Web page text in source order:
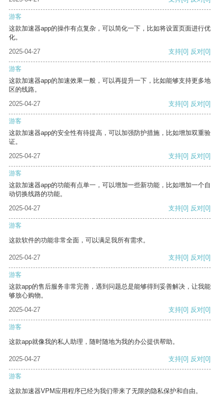
游客
这款加速器app的操作有点复杂，可以简化一下，比如将设置页面进行优
化。
2025-04-27
支持[0] 反对[0]
游客
这款加速器app的加速效果一般，可以再提升一下，比如能够支持更多地
区的线路。
2025-04-27
支持[0] 反对[0]
游客
这款加速器app的安全性有待提高，可以加强防护措施，比如增加双重验
证。
2025-04-27
支持[0] 反对[0]
游客
这款加速器app的功能有点单一，可以增加一些新功能，比如增加一个自
动切换线路的功能。
2025-04-27
支持[0] 反对[0]
游客
这款软件的功能非常全面，可以满足我所有需求。
2025-04-27 支持[0] 反对[0]
游客
这款app的售后服务非常完善，遇到问题总是能够得到妥善解决，让我能
够放心购物。
2025-04-27
支持[0] 反对[0]
游客
这款app就像我的私人助理，随时随地为我的办公提供帮助。
2025-04-27 支持[0] 反对[0]
游客
这款加速器VPM应用程序已经为我们带来了无限的隐私保护和自由。